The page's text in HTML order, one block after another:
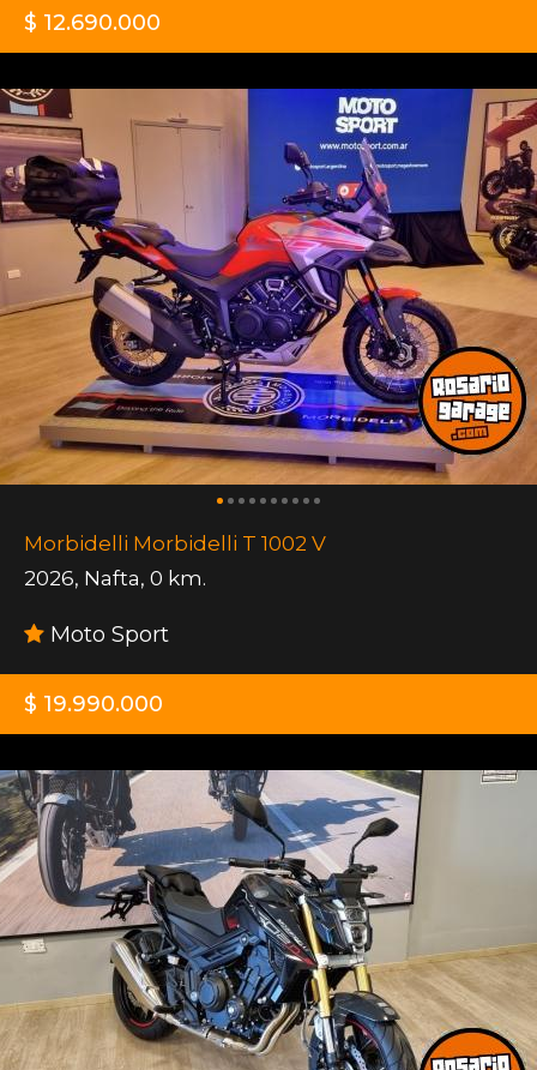
$ 12.690.000
Morbidelli Morbidelli T 1002 V
2026, Nafta, 0 km.
Moto Sport
$ 19.990.000